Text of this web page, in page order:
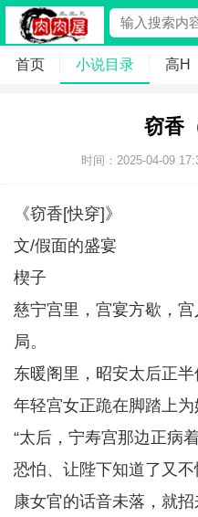
首页 小说目录 高H
窃香
时间：2025-04-09
《窃香[快穿]》
文/假面的盛宴
楔子
慈宁宫里，宫宴方歇，
局。
东暖阁里，昭安太后正
年轻宫女正跪在脚踏上为
“太后，宁寿宫那边正病
恐怕、让陛下知道了又
康女官的话音未落，就招